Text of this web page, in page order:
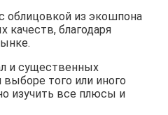
из экошпона
качеств, благодаря
и существенных
того или иного
изучить все плюсы и